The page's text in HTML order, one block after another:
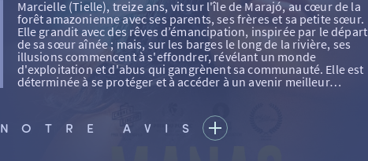
Marcielle (Tielle), treize ans, vit sur l'île de Marajó, au cœur de la
forêt amazonienne avec ses parents, ses frères et sa petite sœur.
Elle grandit avec des rêves d’émancipation, inspirée par le départ
de sa sœur aînée ; mais, sur les barges le long de la rivière, ses
illusions commencent à s'effondrer, révélant un monde
d'exploitation et d'abus qui gangrènent sa communauté. Elle est
déterminée à se protéger et à accéder à un avenir meilleur…
NOTRE AVIS